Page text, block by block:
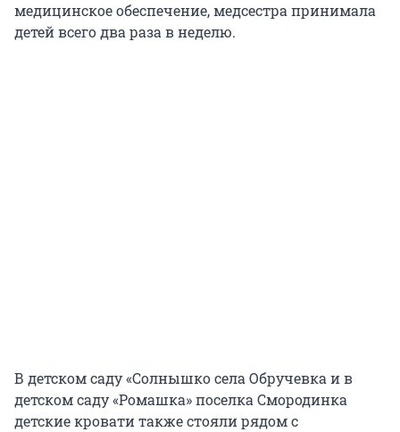
медицинское обеспечение, медсестра принимала
детей всего два раза в неделю.
В детском саду «Солнышко села Обручевка и в
детском саду «Ромашка» поселка Смородинка
детские кровати также стояли рядом с